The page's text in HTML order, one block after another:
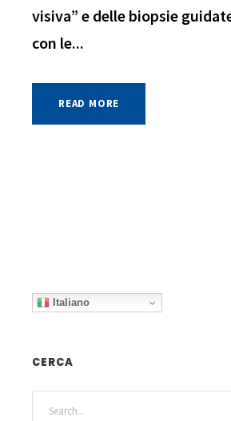
visiva” e delle biopsie
con le...
READ MORE
Italiano
CERCA